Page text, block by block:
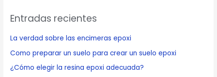
a
o
r
Entradas recientes
La verdad sobre las encimeras epoxi
Como preparar un suelo para crear un suelo epoxi
¿Cómo elegir la resina epoxi adecuada?